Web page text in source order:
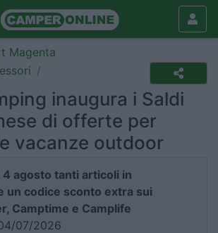
inaugura i Saldi
di offerte per
vacanze outdoor
4 agosto tanti articoli in
un codice sconto extra sui
Camptime e Camplife
07/2026